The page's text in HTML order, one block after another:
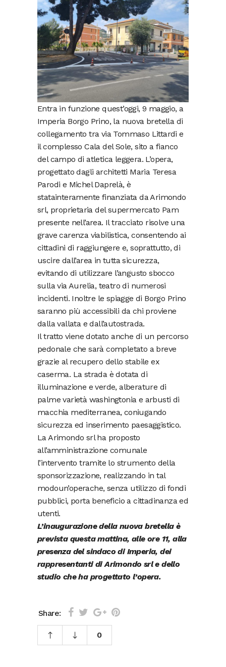
Entra in funzione quest’oggi, 9 maggio, a
Imperia Borgo Prino, la nuova bretella di
collegamento tra via Tommaso Littardi e
il complesso Cala del Sole, sito a fianco
del campo di atletica leggera. L’opera,
progettato dagli architetti Maria Teresa
Parodi e Michel Daprelà, è
statainteramente finanziata da Arimondo
srl, proprietaria del supermercato Pam
presente nell’area. Il tracciato risolve una
grave carenza viabilistica, consentendo ai
cittadini di raggiungere e, soprattutto, di
uscire dall’area in tutta sicurezza,
evitando di utilizzare l’angusto sbocco
sulla via Aurelia, teatro di numerosi
incidenti. Inoltre le spiagge di Borgo Prino
saranno più accessibili da chi proviene
dalla vallata e dall’autostrada.
Il tratto viene dotato anche di un percorso
pedonale che sarà completato a breve
grazie al recupero dello stabile ex
caserma. La strada è dotata di
illuminazione e verde, alberature di
palme varietà washingtonia e arbusti di
macchia mediterranea, coniugando
sicurezza ed inserimento paesaggistico.
La Arimondo srl ha proposto
all’amministrazione comunale
l’intervento tramite lo strumento della
sponsorizzazione, realizzando in tal
modoun’operache, senza utilizzo di fondi
pubblici, porta beneficio a cittadinanza ed
utenti.
L’inaugurazione della nuova bretella è
prevista questa mattina, alle ore 11, alla
presenza del sindaco di Imperia, dei
rappresentanti di Arimondo srl e dello
studio che ha progettato l’opera.
Share:
0